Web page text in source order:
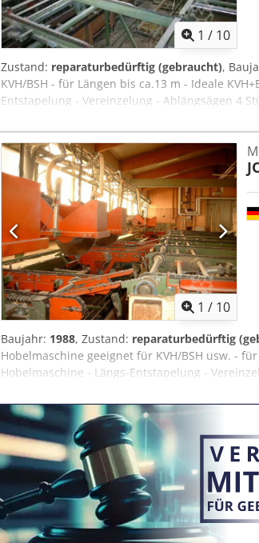
1 / 10
Zustand: reparaturbedürftig (gebraucht),
KVH/BSH - für Längen bis ca.13 m - Ideale
Entstapelung - Vereinzelung - Ablängsägen 4
220 mm, 150 x 300 mm Dsdpfx Aoytgr Esh
1 / 10
Baujahr: 1988, Zustand: reparaturbedürftig
Hobelmaschine geeignet für KVH/BSH usw. -
Hobelmaschine - Längs-Entstapelung -
Kappquerschnitt 180 x 220 mm, 150 x 300